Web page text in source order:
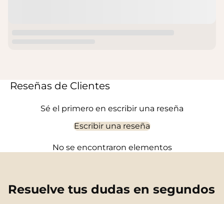
Reseñas de Clientes
Sé el primero en escribir una reseña
Escribir una reseña
No se encontraron elementos
Resuelve tus dudas en segundos